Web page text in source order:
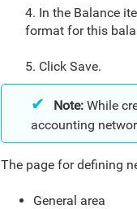
4. In the Balance
format for this
5. Click Save.
Note:While
accounting
The page for defining
General area